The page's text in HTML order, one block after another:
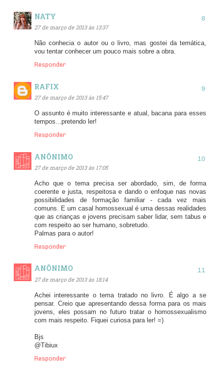
NATY
27 de março de 2013 às 13:37
Não conhecia o autor ou o livro, mas gostei da temática,
vou tentar conhecer um pouco mais sobre a obra.
Responder
RAFIX
27 de março de 2013 às 15:47
O assunto é muito interessante e atual, bacana para esses
tempos...pretendo ler!
Responder
ANÔNIMO
27 de março de 2013 às 17:05
Acho que o tema precisa ser abordado, sim, de forma
coerente e justa, respeitosa e dando o enfoque nas novas
possibilidades de formação familiar - cada vez mais
comuns. E um casal homossexual é uma dessas realidades
que as crianças e jovens precisam saber lidar, sem tabus e
com respeito ao ser humano, sobretudo.
Palmas para o autor!
Responder
ANÔNIMO
27 de março de 2013 às 18:14
Achei interessante o tema tratado no livro. É algo a se
pensar. Creio que apresentando dessa forma para os mais
jovens, eles possam no futuro tratar o homossexualismo
com mais respeito. Fiquei curiosa para ler! =)
Bjs
@Tibiux
Responder